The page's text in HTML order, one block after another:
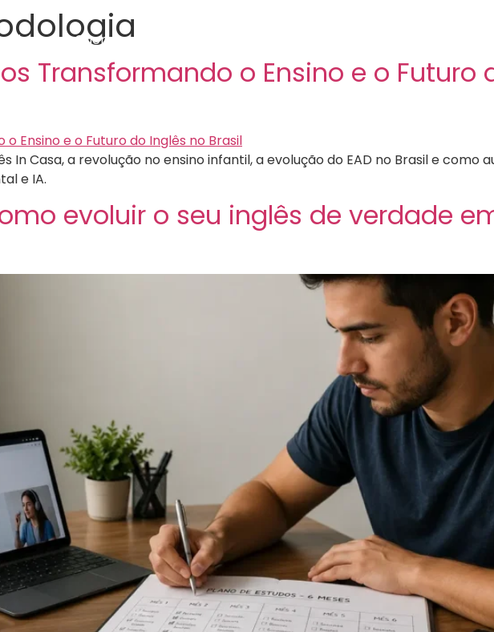
Quem somos
Transformando o Ensino e o Futuro
In Casa, a revolução no ensino infantil, a evolução do EAD no Brasil e como
e IA.
evoluir o seu inglês de verdade